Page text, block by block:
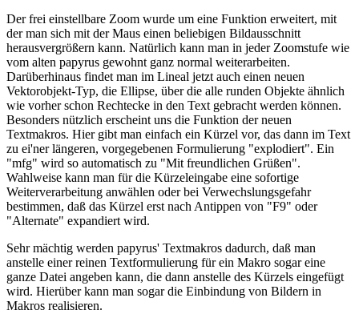
Der frei einstellbare Zoom wurde um eine Funktion erweitert, mit
der man sich mit der Maus einen beliebigen Bildausschnitt
herausvergrößern kann. Natürlich kann man in jeder Zoomstufe wie
vom alten papyrus gewohnt ganz normal weiterarbeiten.
Darüberhinaus findet man im Lineal jetzt auch einen neuen
Vektorobjekt-Typ, die Ellipse, über die alle runden Objekte ähnlich
wie vorher schon Rechtecke in den Text gebracht werden können.
Besonders nützlich erscheint uns die Funktion der neuen
Textmakros. Hier gibt man einfach ein Kürzel vor, das dann im Text
zu ei'ner längeren, vorgegebenen Formulierung "explodiert". Ein
"mfg" wird so automatisch zu "Mit freundlichen Grüßen".
Wahlweise kann man für die Kürzeleingabe eine sofortige
Weiterverarbeitung anwählen oder bei Verwechslungsgefahr
bestimmen, daß das Kürzel erst nach Antippen von "F9" oder
"Alternate" expandiert wird.
Sehr mächtig werden papyrus' Textmakros dadurch, daß man
anstelle einer reinen Textformulierung für ein Makro sogar eine
ganze Datei angeben kann, die dann anstelle des Kürzels eingefügt
wird. Hierüber kann man sogar die Einbindung von Bildern in
Makros realisieren.